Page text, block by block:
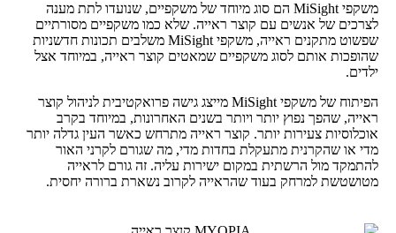
משקפי MiSight הם סוג מיוחד של משקפיים, שנועדו לתת מענה
לצרכים של אנשים עם קוצר ראייה. שלא כמו משקפיים מסורתיים
שפשוט מתקנים ראייה, משקפי MiSight משלבים תכונות חדשניות
שהופכות אותם לסוג משקפיים שמאטים קוצר ראייה, במיוחד אצל
ילדים.
הפיתוח של משקפי MiSight מייצג גישה פרואקטיבית לניהול קוצר
ראייה, שהפך נפוץ יותר ויותר בשנים האחרונות, במיוחד בקרב
אוכלוסיות צעירות יותר. קוצר ראייה מתרחש כאשר העין גדלה יותר
מדי או שהקרנית מתעקלת בחדות מדי, מה שגורם לקרני האור
להתמקד מול הרשתית במקום ישירות עליה. זה גורם לראייה
מטושטשת למרחק בעוד שהראייה לקרוב נשארת ברורה יחסית.